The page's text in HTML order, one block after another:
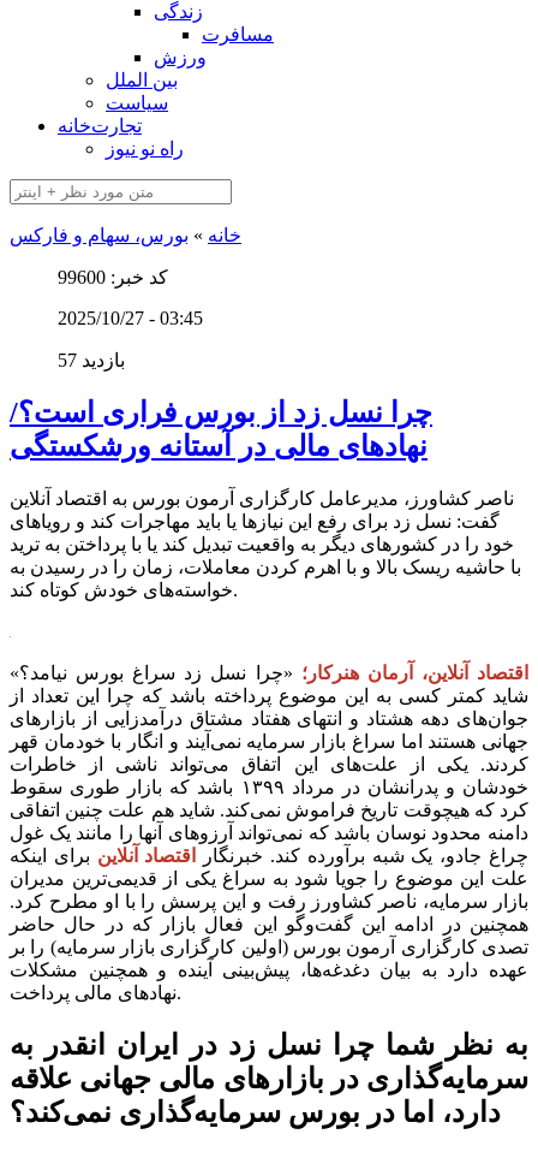
زندگی
مسافرت
ورزش
بین الملل
سیاست
تجارت‌خانه
راه نو نیوز
خانه » بورس، سهام و فارکس
کد خبر: 99600
2025/10/27 - 03:45
57 بازدید
چرا نسل زد از بورس فراری است؟/
نهادهای مالی در آستانه ورشکستگی
ناصر کشاورز، مدیرعامل کارگزاری آرمون بورس به اقتصاد آنلاین
گفت: نسل زد برای رفع این نیازها یا باید مهاجرات کند و رویاهای
خود را در کشورهای دیگر به واقعیت تبدیل کند یا با پرداختن به ترید
با حاشیه ریسک‌ بالا و با اهرم کردن معاملات، زمان را در رسیدن به
خواسته‌های خودش کوتاه کند.
اقتصاد آنلاین، آرمان هنرکار؛ «چرا نسل زد سراغ بورس نیامد؟»
شاید کمتر کسی به این موضوع پرداخته باشد که چرا این تعداد از
جوان‌های دهه هشتاد و انتهای هفتاد مشتاق درآمدزایی از بازار‌های
جهانی هستند اما سراغ بازار سرمایه نمی‌آیند و انگار با خودمان قهر
کردند. یکی از علت‌های این اتفاق می‌تواند ناشی از خاطرات
خودشان و پدرانشان در مرداد ۱۳۹۹ باشد که بازار طوری سقوط
کرد که هیچوقت تاریخ فراموش نمی‌کند. شاید هم علت چنین اتفاقی
دامنه محدود نوسان باشد که نمی‌تواند آرزو‌های آنها را مانند یک غول
چراغ جادو، یک شبه برآورده کند. خبرنگار اقتصاد آنلاین برای اینکه
علت این موضوع را جویا شود به سراغ یکی از قدیمی‌ترین مدیران
بازار سرمایه، ناصر کشاورز رفت و این پرسش را با او مطرح کرد.
همچنین در ادامه این گفت‌و‌گو این فعال بازار که در حال حاضر
تصدی کارگزاری آرمون بورس (اولین کارگزاری بازار سرمایه) را بر
عهده دارد به بیان دغدغه‌ها، پیش‌بینی آینده و همچنین مشکلات
نهاد‌های مالی پرداخت.
به نظر شما چرا نسل زد در ایران انقدر به
سرمایه‌گذاری در بازار‌های مالی جهانی علاقه
دارد، اما در بورس سرمایه‌گذاری نمی‌کند؟